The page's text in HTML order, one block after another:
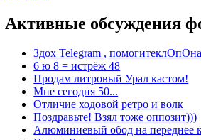
Активные обсуждения
Здох Telegram , помогитеклОпОна
6 ю 8 = истрёж 48
Продам литровый Урал кастом!
Мне сегодня 50...
Отличие ходовой ретро и волк
Поздравьте! Взял тоже оппозит)))
Алюминиевый обод на переднее